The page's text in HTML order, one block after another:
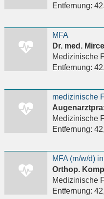
Entfernung:
MFA
Dr. med.
Medizinische
Entfernung:
Medizinische
Entfernung:
MFA (m/w/d)
Medizinische
Entfernung: